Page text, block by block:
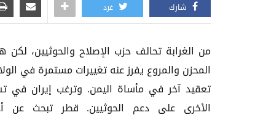
شارك غرد
من الغرابة تحالف حزب الإصلاح والحوثيين، لكن
المحزن والمروع يفرز عنه تغييرات مستمرة في
تعقيد آخر في مأساة اليمن. وترغب إيران في
الأخرى على دعم الحوثيين. قطر تبحث عن